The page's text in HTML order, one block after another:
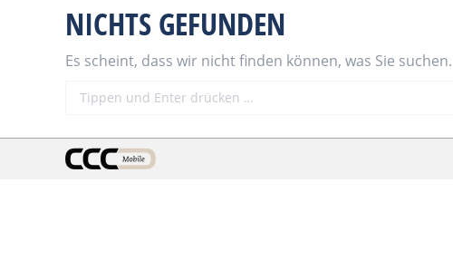
NICHTS GEFUNDEN
Es scheint, dass wir nicht finden können, was Sie
Search: